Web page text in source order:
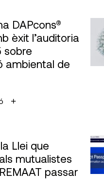
DAPcons®
èxit l’auditoria
sobre
ambiental de
Llei que
mutualistes
passar